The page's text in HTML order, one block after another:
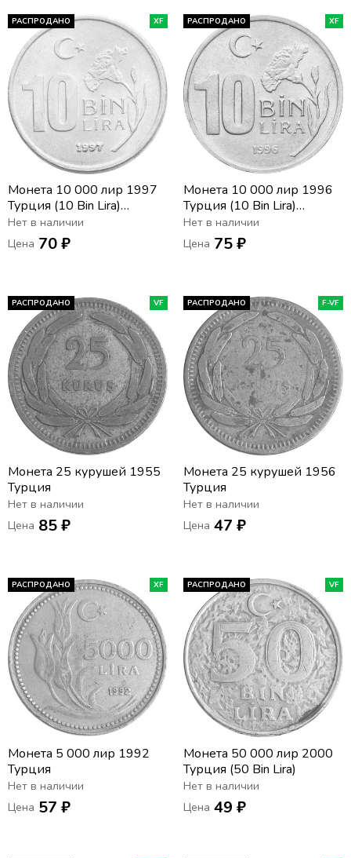
РАСПРОДАНО XF
Монета 10 000 лир 1997
Турция (10 Bin Lira)
(Широкий гурт)
Нет в наличии
Цена 70 ₽
РАСПРОДАНО XF
Монета 10 000 лир 1996
Турция (10 Bin Lira)
(Широкий гурт)
Нет в наличии
Цена 75 ₽
РАСПРОДАНО VF
Монета 25 курушей 1955
Турция
Нет в наличии
Цена 85 ₽
РАСПРОДАНО F-VF
Монета 25 курушей 1956
Турция
Нет в наличии
Цена 47 ₽
РАСПРОДАНО XF
Монета 5 000 лир 1992
Турция
Нет в наличии
Цена 57 ₽
РАСПРОДАНО VF
Монета 50 000 лир 2000
Турция (50 Bin Lira)
Нет в наличии
Цена 49 ₽